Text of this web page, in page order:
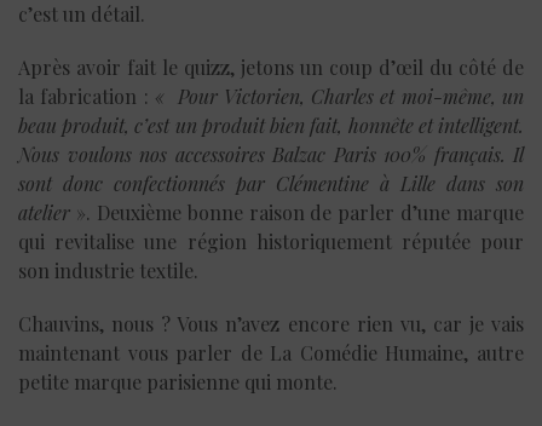
c’est un détail.
Après avoir fait le quizz, jetons un coup d’œil du côté de
la fabrication : « Pour Victorien, Charles et moi-même, un
beau produit, c’est un produit bien fait, honnête et intelligent.
Nous voulons nos accessoires Balzac Paris 100% français. Il
sont donc confectionnés par Clémentine à Lille dans son
atelier ». Deuxième bonne raison de parler d’une marque
qui revitalise une région historiquement réputée pour
son industrie textile.
Chauvins, nous ? Vous n’avez encore rien vu, car je vais
maintenant vous parler de La Comédie Humaine, autre
petite marque parisienne qui monte.